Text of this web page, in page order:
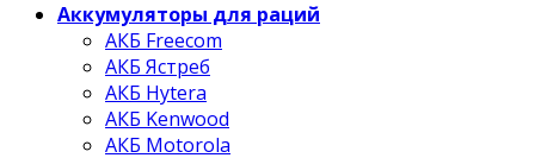
Аккумуляторы для раций
АКБ Freecom
АКБ Ястреб
АКБ Hytera
АКБ Kenwood
АКБ Motorola